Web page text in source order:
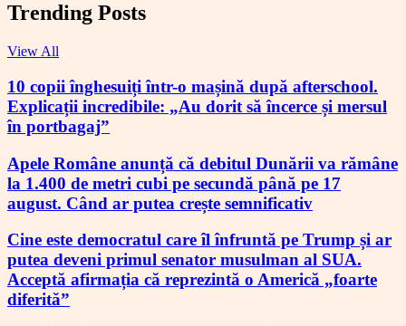
Trending Posts
View All
10 copii înghesuiți într-o mașină după afterschool.
Explicații incredibile: „Au dorit să încerce și mersul
în portbagaj”
Apele Române anunță că debitul Dunării va rămâne
la 1.400 de metri cubi pe secundă până pe 17
august. Când ar putea crește semnificativ
Cine este democratul care îl înfruntă pe Trump și ar
putea deveni primul senator musulman al SUA.
Acceptă afirmația că reprezintă o Americă „foarte
diferită”